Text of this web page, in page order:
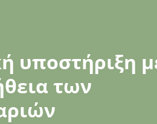
υποστήριξη
των